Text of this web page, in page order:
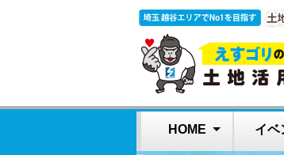
HOME イベ